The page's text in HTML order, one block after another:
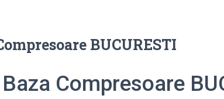
BUCURESTI
Compresoare